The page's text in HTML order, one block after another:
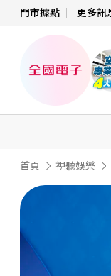
門市據點
首頁 視聽娛樂